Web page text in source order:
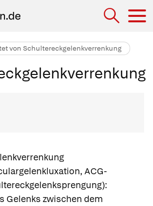
von Schultereckgelenkverrenkung
ACG-
Gelenks zwischen dem